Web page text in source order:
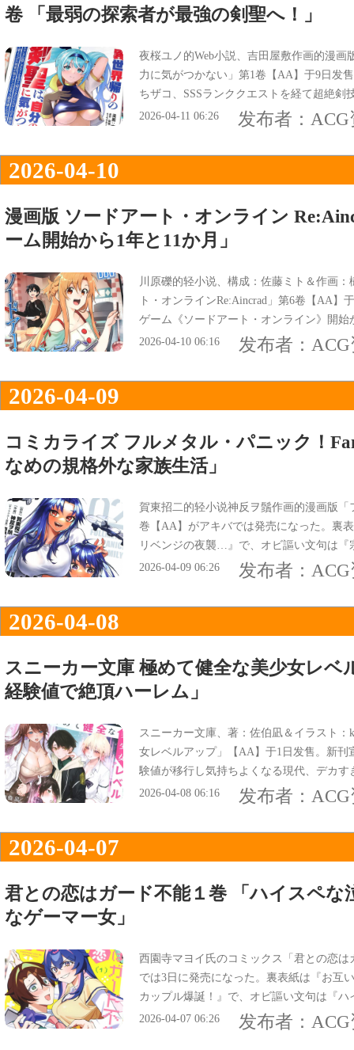
卷 「最弱の探索者が最強の剣聖へ！」
夜桜ユノ的Web小説、吉田屋敷作画的漫
力に気がつかない」第1卷【AA】于9日发
ちザコ、SSSランククエストを経て超絶
最強の剣聖へ！』などだった。
2026-04-11 06:26 发布者：
2026-04-10
漫画版 ソードアート・オンライン
ーム開始から1年と11か月」
川原礫的轻小说、構成：佐藤ミト＆作画
ト・オンラインRe:Aincrad」第6卷【AA】
ゲーム《ソードアート・オンライン》開
最前線・七十四層で、独りその剣を振るっ
2026-04-10 06:16 发布者：
2026-04-09
コミカライズ フルメタル・パニック！
なめの規格外な家族生活」
賀東招二的轻小说神反ヲ鬚作画的漫画版
巻【AA】がアキバでは発売になった。裏
リベンジの夜襲…』で、オビ謳い文句は『
を描いたコミカライズ第2巻！』などにな
2026-04-09 06:26 发布者：
2026-04-08
スニーカー文庫 極めて健全な美少女レベ
経験値で絶頂ハーレム」
スニーカー文庫、著：佐伯凪＆イラスト：
女レベルアップ」【AA】于1日发售。新
験値が移行し気持ちよくなる現代、デカ
た！』、オビは『デカすぎ経験値で絶頂ハ
2026-04-08 06:16 发布者：
2026-04-07
君との恋はガード不能１巻 「ハイスペな
なゲーマー女」
西園寺マヨイ氏のコミックス「君との恋
では3日に発売になった。裏表紙は『お互
カップル爆誕！』で、オビ謳い文句は『
ーマー女子、ご近所ラブコメディ』になっ
2026-04-07 06:26 发布者：